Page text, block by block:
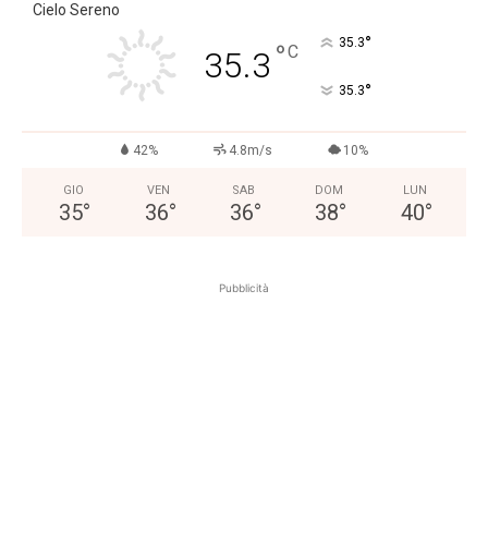
Cielo Sereno
35.3 °C 35.3°
35.3°
42% 4.8m/s 10%
GIO
35°
VEN
36°
SAB
36°
DOM
38°
LUN
40°
Pubblicità